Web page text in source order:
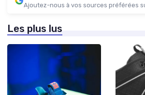
Ajoutez-nous à vos sources préférées
Les plus lus